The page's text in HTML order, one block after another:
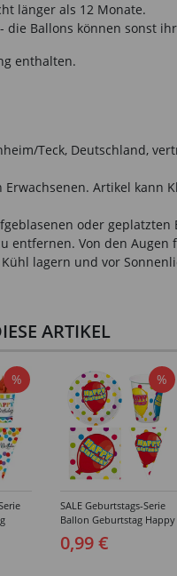
länger als 12 Monate.
die Ballons können sonst
enthalten.
Teck, Deutschland,
Artikel
oder
Von den
lagern und vor
ARTIKEL
% %
SALE Geburtstags-Serie
Ballon Geburtstag Happy
Birthday - Teller,
Servietten, Becher &
0,99 €